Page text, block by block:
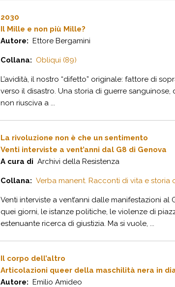
2030
Il Mille e non più Mille?
Autore: Ettore Bergamini
Collana: Obliqui (89)
L’avidità, il nostro “difetto” originale: fattore di
verso il disastro. Una storia di guerre
non riusciva a ...
La rivoluzione non è che un sentimento
Venti interviste a vent’anni dal G8 di Genova
A cura di Archivi della Resistenza
Collana: Verba manent. Racconti di vita e storia
Venti interviste a vent’anni dalle manifestazioni
quei giorni, le istanze politiche, le violenze di
estenuante ricerca di giustizia. Ma si vuole, ...
Il corpo dell’altro
Articolazioni queer della maschilità nera in
Autore: Emilio Amideo